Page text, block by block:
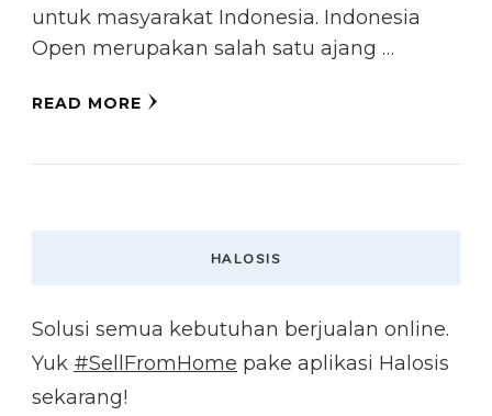
untuk masyarakat Indonesia. Indonesia
Open merupakan salah satu ajang …
READ MORE
HALOSIS
Solusi semua kebutuhan berjualan online.
Yuk #SellFromHome pake aplikasi Halosis
sekarang!